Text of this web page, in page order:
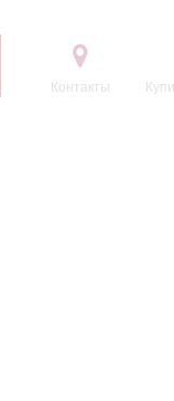
Контакты